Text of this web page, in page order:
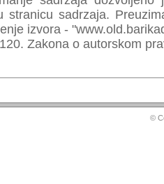
stranicu sadrzaja.
izvora -
Zakona o autorskom
©